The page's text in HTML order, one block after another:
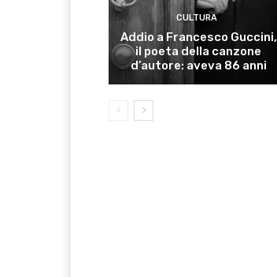
CULTURA
Addio a Francesco Guccini,
il poeta della canzone
d’autore: aveva 86 anni